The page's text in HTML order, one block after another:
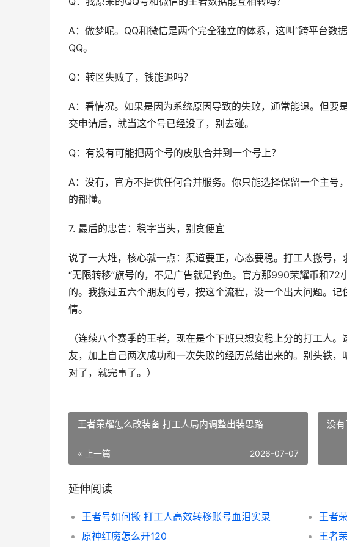
A：做梦呢。QQ和微信是两个完全独立的体系，这叫“跨平台数
QQ。
Q：转区失败了，钱能退吗？
A：看情况。如果是因为系统原因导致的失败，通常能退。但要
交申请后，就当这个号已经没了，别去碰。
Q：有没有可能把两个号的皮肤合并到一个号上？
A：没有，官方不提供任何合并服务。你只能选择保留一个主号
的都懂。
7. 最后的忠告：稳字当头，别贪便宜
说了一大堆，核心就一点：渠道要正，心态要稳。打工人搬号，
“无限转移”旗号的，不是广告就是钓鱼。官方那990荣耀币和
的。我搬过五六个朋友的号，按这个流程，没一个出大问题。
情。
（连续八个赛季的王者，现在是个下班只想安稳上分的打工人
友，加上自己两次成功和一次失败的经历总结出来的。别头铁
对了，就完事了。）
王者荣耀怎么改装备 打工人局内调整出装思路
« 上一篇 2026-07-07
没有
延伸阅读
王者号如何搬 打工人高效转移账号血泪实录
王者
原神红魔怎么开120
王者